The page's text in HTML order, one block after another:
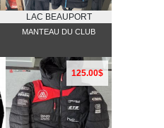
LAC BEAUPORT
MANTEAU DU CLUB
125.00$